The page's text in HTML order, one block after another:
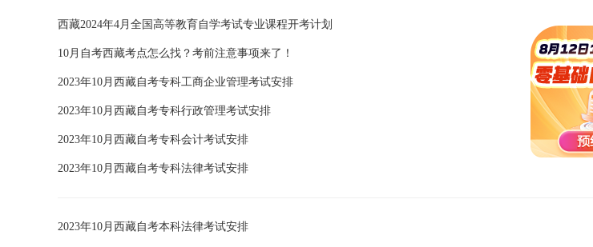
西藏2024年4月全国高等教育自学考试专业课程开考计划
10月自考西藏考点怎么找？考前注意事项来了！
2023年10月西藏自考专科工商企业管理考试安排
2023年10月西藏自考专科行政管理考试安排
2023年10月西藏自考专科会计考试安排
2023年10月西藏自考专科法律考试安排
2023年10月西藏自考本科法律考试安排